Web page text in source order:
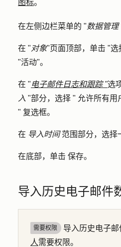
图标。
在左侧边栏菜单的 "数据管理
在 "对象"页面顶部，单击 "选
"活动"。
在 "电子邮件日志和跟踪 "选
入 "部分，选择 " 允许所有用
" 复选框。
在 导入时间范围部分，选择
在底部，单击 保存。
导入历史电子邮件
需要权限 导入历史电子邮
人需要权限。